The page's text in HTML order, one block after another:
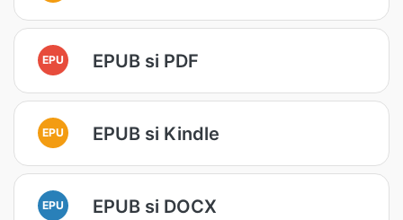
EPU EPUB si PDF
EPU EPUB si Kindle
EPU EPUB si DOCX